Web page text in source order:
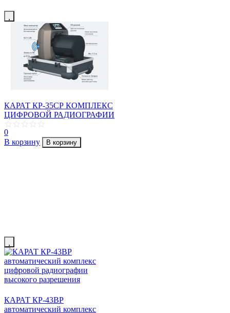
КАРАТ КР-35СР КОМПЛЕКС
ЦИФРОВОЙ РАДИОГРАФИИ
0
В корзину
В корзину
КАРАТ КР-43ВР
автоматический комплекс